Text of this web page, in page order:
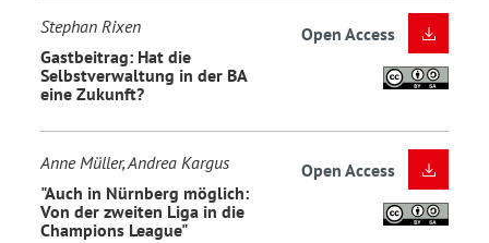
Stephan Rixen
Gastbeitrag: Hat die
Selbstverwaltung in der BA
eine Zukunft?
Open Access
Anne Müller, Andrea Kargus
"Auch in Nürnberg möglich:
Von der zweiten Liga in die
Champions League"
Open Access